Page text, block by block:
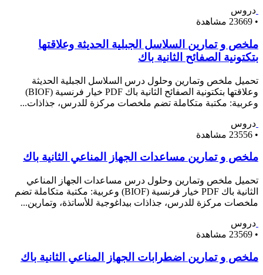
دروس
• 23669 مشاهدة
ملخص و تمارين السلاسل الجبلية الحديثة وعلاقتها
بتكتونية الصفائح الثانية باك
تحميل ملخص وتمارين وحلول درس السلاسل الجبلية الحديثة
وعلاقتها بتكتونية الصفائح الثانية باك PDF خيار فرنسية (BIOF)
وعربية: مكتبة متكاملة تضم ملخصات مركزة للدرس، جذاذات...
دروس
• 23556 مشاهدة
ملخص و تمارين مساعدات الجهاز المناعي الثانية باك
تحميل ملخص وتمارين وحلول درس مساعدات الجهاز المناعي
الثانية باك PDF خيار فرنسية (BIOF) وعربية: مكتبة متكاملة تضم
ملخصات مركزة للدرس، جذاذات بيداغوجية للأساتذة، وتمارين...
دروس
• 23569 مشاهدة
ملخص و تمارين اضطرابات الجهاز المناعي الثانية باك